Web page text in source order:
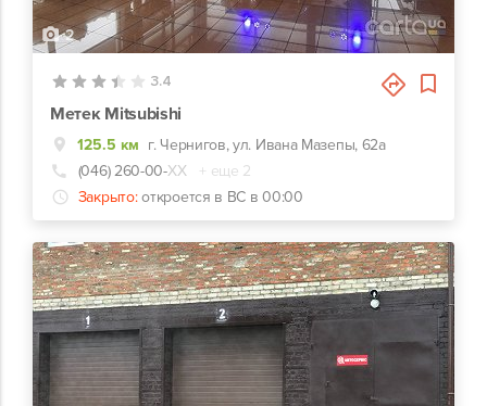
2
3.4
Метек Mitsubishi
125.5 км г. Чернигов, ул. Ивана Мазепы, 62а
(046) 260-00-ХХ
+ еще 2
Закрыто: откроется в ВС в 00:00